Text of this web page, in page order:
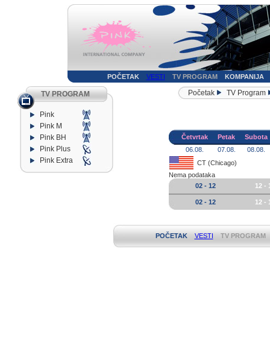
POČETAK VESTI TV PROGRAM KOMPANIJA
TV PROGRAM
Pink
Pink M
Pink BH
Pink Plus
Pink Extra
Početak TV Program
Četvrtak Petak
Subota
06.08.
07.08.
08.08.
CT (Chicago)
Nema podataka
02 - 12
12 -
02 - 12 12 -
POČETAK VESTI TV PROGRAM